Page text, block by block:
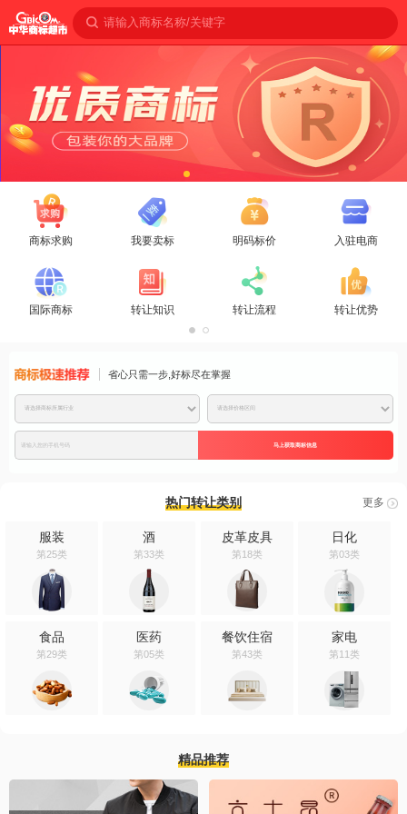
请输入商标名称/关键字
商标求购 我要卖标 明码标价 入驻电商
国际商标 转让知识 转让流程 转让优势
省心只需一步,好标尽在掌握
商标免费推
马上获取商标信息
更多
热门转让类别
服装
第25类
酒
第33类
皮革皮具
第18类
日化
第03类
食品
第29类
医药
第05类
餐饮住宿
第43类
家电
第11类
精品推荐